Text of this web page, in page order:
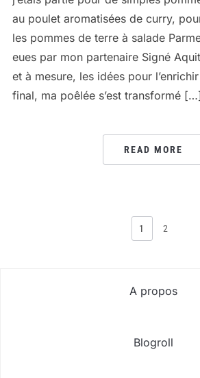
au poulet aromatisées de curry,
les pommes de terre à salade
eues par mon partenaire Signé
et à mesure, les idées pour
final, ma poêlée s’est transformé […]
READ MORE
1 2
A propos
Blogroll